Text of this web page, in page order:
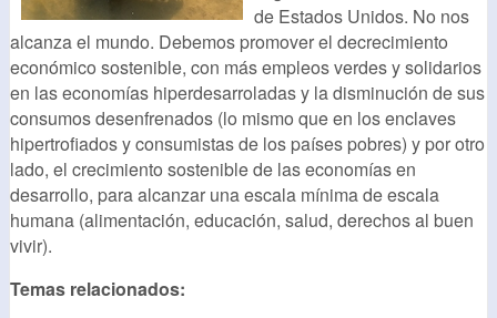
de Estados Unidos. No nos
alcanza el mundo. Debemos promover el decrecimiento
económico sostenible, con más empleos verdes y solidarios
en las economías hiperdesarroladas y la disminución de sus
consumos desenfrenados (lo mismo que en los enclaves
hipertrofiados y consumistas de los países pobres) y por otro
lado, el crecimiento sostenible de las economías en
desarrollo, para alcanzar una escala mínima de escala
humana (alimentación, educación, salud, derechos al buen
vivir).
Temas relacionados: